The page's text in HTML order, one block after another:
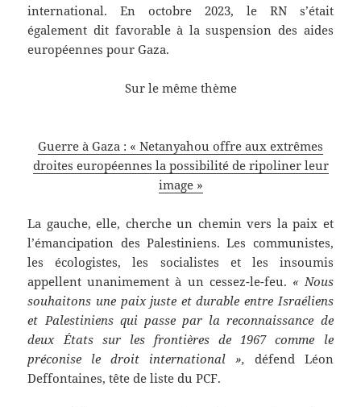
international. En octobre 2023, le RN s’était
également dit favorable à la suspension des aides
européennes pour Gaza.
Sur le même thème
Guerre à Gaza : « Netanyahou offre aux extrêmes
droites européennes la possibilité de ripoliner leur
image »
La gauche, elle, cherche un chemin vers la paix et
l’émancipation des Palestiniens. Les communistes,
les écologistes, les socialistes et les insoumis
appellent unanimement à un cessez-le-feu. « Nous
souhaitons une paix juste et durable entre Israéliens
et Palestiniens qui passe par la reconnaissance de
deux États sur les frontières de 1967 comme le
préconise le droit international », défend Léon
Deffontaines, tête de liste du PCF.